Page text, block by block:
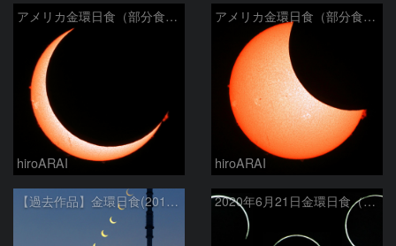
アメリカ金環日食（部分食その２）
hiroARAI
アメリカ金環日食（部分食その１）
hiroARAI
【過去作品】金環日食(2012年5月21日)の連続写真と東京スカイツリー 2020年6月21日金環日食（拡大）